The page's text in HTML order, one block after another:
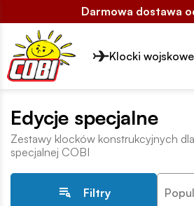
Darmowa dostawa
Przełącznik
Klocki wojskowe
Edycje specjalne
Zestawy klocków konstrukcyjnych
specjalnej COBI
Filtry